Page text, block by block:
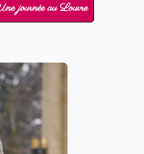
journée au Louvre